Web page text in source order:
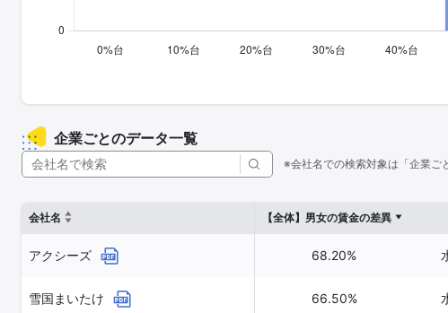
企業ごとのデータ一覧
※会社名での検索対象は「企業ご
会社名 【全体】男女の賃金の差異
アクシーズ 68.20%
雪国まいたけ 66.50%